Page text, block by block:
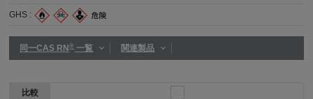
GHS :
同一CAS RN®一覧 関連製品
比較